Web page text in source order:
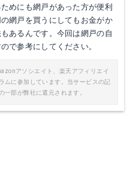
めにも網戸があった方が便利
網戸を買うにしてもお金がか
あるんです。今回は網戸の自
で参考にしてください。
アソシエイト、楽天アフィリエイ
ムに参加しています。当サービスの記
一部が弊社に還元されます。